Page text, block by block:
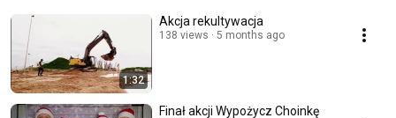
1:32
Akcja rekultywacja
138 views 5 months ago
Finał akcji Wypożycz Choinkę